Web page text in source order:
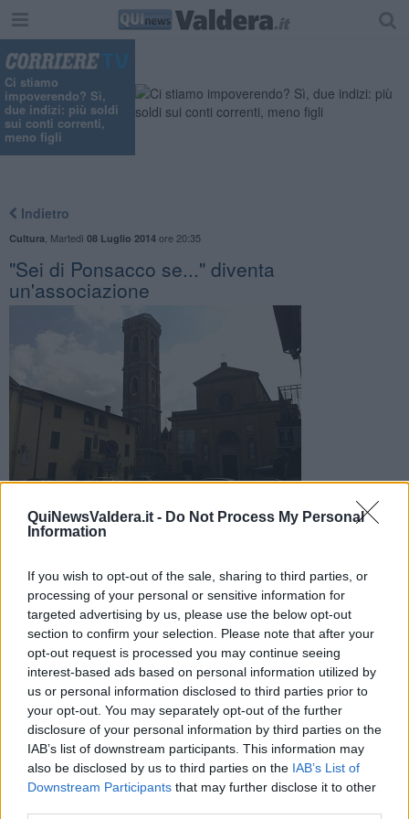
QuiNewsValdera.it - Do Not Process My Personal
Information
If you wish to opt-out of the sale, sharing to third parties, or
processing of your personal or sensitive information for
targeted advertising by us, please use the below opt-out
section to confirm your selection. Please note that after your
opt-out request is processed you may continue seeing
interest-based ads based on personal information utilized by
us or personal information disclosed to third parties prior to
your opt-out. You may separately opt-out of the further
disclosure of your personal information by third parties on the
IAB’s list of downstream participants. This information may
also be disclosed by us to third parties on the IAB’s List of
Downstream Participants that may further disclose it to other
Ci stiamo
impoverendo? Sì,
due indizi: più soldi
sui conti correnti,
meno figli
Indietro
Cultura Martedì 08 Luglio 2014ore 20:35
"Sei di Ponsacco se..." diventa
un'associazione
Il gruppo nato sul Facebook si è trasformato in associazione e
PONSACCO —Dal mondo virtuale dei social network a un'
associazione vera e propria con tanto di sede, a testimonianza
dell'attaccamento dei cittadini, attuali o ex, a Ponsacco. E' questo il
percorso che ha fatto l'associazione culturale Sei di Ponsacco se
Docg, riprendendo l'acronimo dei vini garantiti, che conta oggi circa
tremila apprezzamenti sulla rete. L'idea dei gruppi che radunano gli
abitanti di un luogo ha preso piede pochi mesi fa in valdera e pian